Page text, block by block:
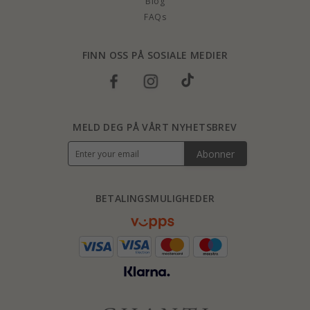
FAQs
FINN OSS PÅ SOSIALE MEDIER
BETALINGSMULIGHEDER
MELD DEG PÅ VÅRT NYHETSBREV
Abonner